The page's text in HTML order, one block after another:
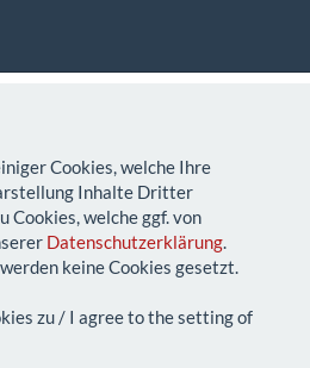
Cookies, welche Ihre
Inhalte Dritter
Cookies, welche ggf. von
Datenschutzerklärung.
keine Cookies gesetzt.
zu / I agree to the setting of